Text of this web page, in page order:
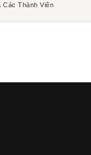
Các Thành Viên